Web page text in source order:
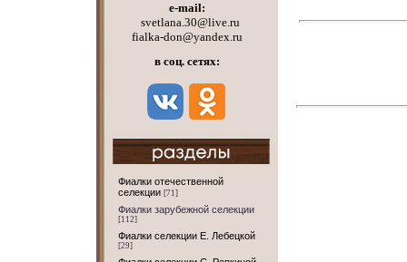
e-mail:
svetlana.30@live.ru
fialka-don@yandex.ru
в соц. сетях:
Фиалки отечественной
селекции [71]
Фиалки зарубежной селекции
[112]
Фиалки селекции Е. Лебецкой
[29]